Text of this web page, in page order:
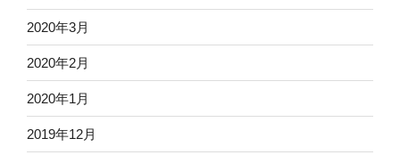
2020年3月
2020年2月
2020年1月
2019年12月